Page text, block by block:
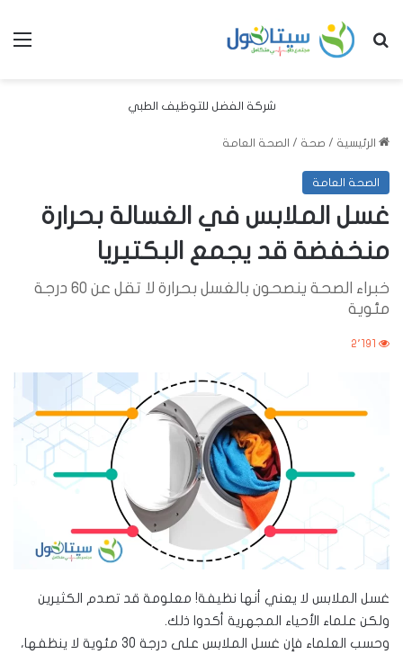
بحث عن
شركة الفضل للتوظيف الطبي
الرئيسية / صحة / الصحة العامة
الصحة العامة
غسل الملابس في الغسالة بحرارة
منخفضة قد يجمع البكتيريا
خبراء الصحة ينصحون بالغسل بحرارة لا تقل عن 60 درجة
مئوية
2٬191
غسل الملابس لا يعني أنها نظيفة! معلومة قد تصدم الكثيرين
ولكن علماء الأحياء المجهرية أكدوا ذلك.
وحسب العلماء فإن غسل الملابس على درجة 30 مئوية لا ينظفها،